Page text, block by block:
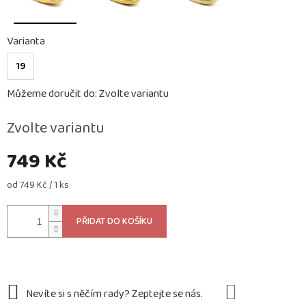
749 Kč
Měrná
od 749 Kč / 1 ks
Zvolte variantu
Varianta
19
Můžeme doručit do:Zvolte variantu
PŘIDAT DO KOŠÍKU